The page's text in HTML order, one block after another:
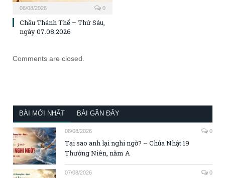
06/08/2026 0
Chầu Thánh Thể – Thứ Sáu,
ngày 07.08.2026
Comments are closed.
BÀI MỚI NHẤT BÀI GẦN ĐÂY
08/08/2026 0
Tại sao anh lại nghi ngờ? – Chúa Nhật 19
Thường Niên, năm A
07/08/2026 0